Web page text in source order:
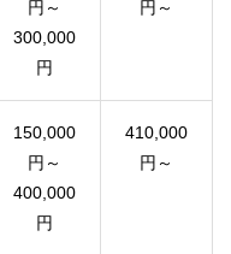
円～
300,000
円
円～
150,000
円～
400,000
円
410,000
円～